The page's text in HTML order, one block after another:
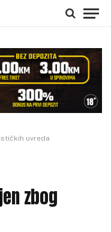
uvreda
zbog